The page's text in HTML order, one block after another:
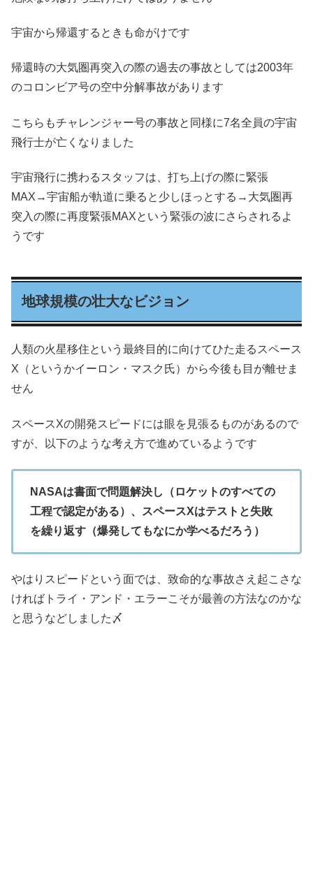
宇宙から帰還するときも命がけです
帰還時の大気圏再突入の際の過去の事故としては2003年
のコロンビア号の空中分解事故があります
こちらもチャレンジャー号の事故と同様に7名全員の宇宙
飛行士が亡くなりました
宇宙飛行に携わるスタッフは、打ち上げの際に緊張
MAX→宇宙船が軌道に乗ると少しほっとする→大気圏再
突入の際に再度緊張MAXという緊張の波にさらされるよ
うです
地球規模の壮大なビジョン
人類の火星移住という最終目的に向けてひた走るスペース
X（というかイーロン・マスク氏）から今後も目が離せま
せん
スペースXの開発スピードには眼を見張るものがあるので
すが、以下のような考え方で進めているようです
NASAは書面で問題解決し（ロケットのすべての
工程で認定がある）、スペースXはテストと失敗
を繰り返す（爆発してもなにか学べるだろう）
やはりスピードという面では、致命的な事故さえ起こさな
ければトライ・アンド・エラーこそが最善の方法なのかな
と思うなどしました〆